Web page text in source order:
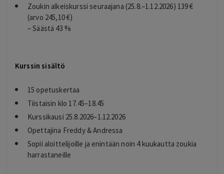
Zoukin alkeiskurssi seuraajana (25.8.–1.12.2026) 139 €
(arvo 245,10 €)
– Säästä 43 %
Kurssin sisältö
15 opetuskertaa
Tiistaisin klo 17.45–18.45
Kurssikausi 25.8.2026–1.12.2026
Opettajina Freddy & Andressa
Sopii aloittelijoille ja enintään noin 4 kuukautta zoukia
harrastaneille